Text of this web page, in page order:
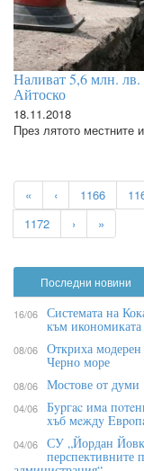
Наливат 5,6 млн. лв.
Айтоско
18.11.2018
През лятото местните
« ‹ 1166
1172
› »
Последни новини
16/06 Системата на
към икономиката
08/06 Откриха
Черно море
08/06 Мостове от думи
04/06 Бypгac имa
xъб мeждy
04/06 СУ „Йордан
перспективните